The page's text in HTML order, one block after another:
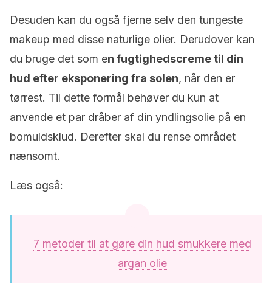
Desuden kan du også fjerne selv den tungeste
makeup med disse naturlige olier. Derudover kan
du bruge det som en fugtighedscreme til din
hud efter eksponering fra solen, når den er
tørrest. Til dette formål behøver du kun at
anvende et par dråber af din yndlingsolie på en
bomuldsklud. Derefter skal du rense området
nænsomt.
Læs også:
7 metoder til at gøre din hud smukkere med
argan olie